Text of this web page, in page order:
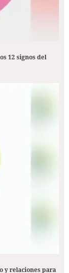
12 signos del
y relaciones para